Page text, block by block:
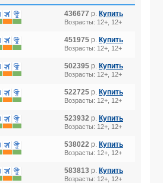
436677 р. Купить
Возрасты: 12+, 12+
451975 р. Купить
Возрасты: 12+, 12+
502395 р. Купить
Возрасты: 12+, 12+
522725 р. Купить
Возрасты: 12+, 12+
523932 р. Купить
Возрасты: 12+, 12+
538022 р. Купить
Возрасты: 12+, 12+
583813 р. Купить
Возрасты: 12+, 12+